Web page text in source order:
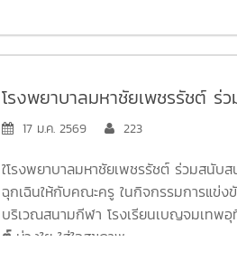
พยาบาลมหาชัยเพชรรัชต์ และตัวแทนบ
ได้มอบเค้ก เนื่องในโอกาสครบรอบ 30
โรงพยาบาลมหาชัยเพชรรัชต์
และรถพยาบาลฉุกเฉินให้กับคณะ
ความสามัคคีระหว่างข้าราชการ
17 ม.ค. 2569 223
ใโรงพยาบาลมหาชัยเพชรรัชต์ ร่วมสนั
ฉุกเฉินให้กับคณะครู ในกิจกรรมการแข่
บริเวณสนามกีฬา โรงเรียนเบญจมเทพ
ต์ห่วงใย ใส่ใจสุขภาพ